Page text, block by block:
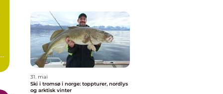
31. mai
Ski i tromsø i norge: toppturer, nordlys
og arktisk vinter